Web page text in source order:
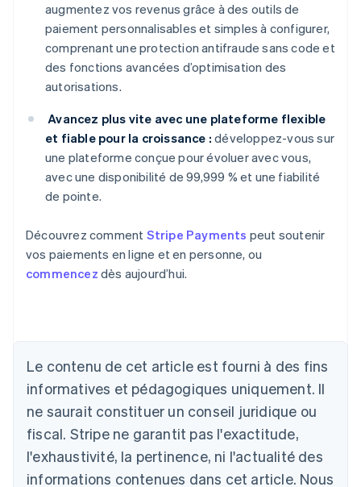
augmentez vos revenus grâce à des outils de
paiement personnalisables et simples à configurer,
comprenant une protection antifraude sans code et
des fonctions avancées d’optimisation des
autorisations.
Avancez plus vite avec une plateforme flexible
et fiable pour la croissance : développez-vous sur
une plateforme conçue pour évoluer avec vous,
avec une disponibilité de 99,999 % et une fiabilité
de pointe.
Découvrez comment Stripe Payments peut soutenir
vos paiements en ligne et en personne, ou
commencez dès aujourd’hui.
Le contenu de cet article est fourni à des fins
informatives et pédagogiques uniquement. Il
ne saurait constituer un conseil juridique ou
fiscal. Stripe ne garantit pas l'exactitude,
l'exhaustivité, la pertinence, ni l'actualité des
informations contenues dans cet article. Nous
Australie
Autriche
DeutschEnglish
Belgique
Nederlands FrançaisDeutsch English
Brésil
PortuguêsEnglish